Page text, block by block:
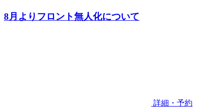
8月よりフロント無人化について
詳細・予約